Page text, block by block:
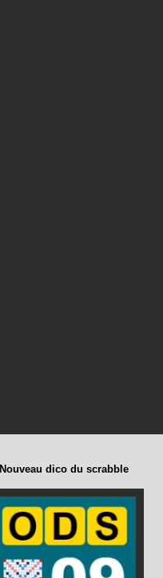
Nouveau dico du scrabble